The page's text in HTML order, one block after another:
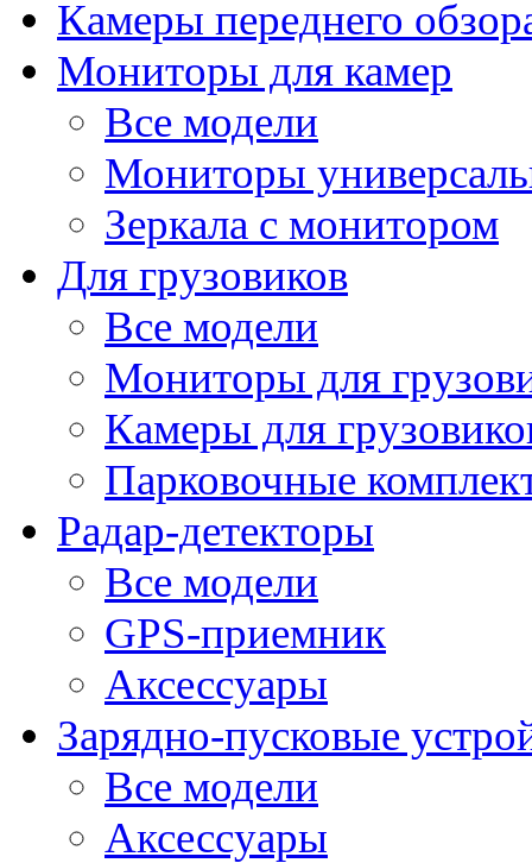
Камеры переднего
Мониторы для камер
Все модели
Мониторы
Зеркала с монитором
Для грузовиков
Все модели
Мониторы для
Камеры для
Парковочные
Радар-детекторы
Все модели
GPS-приемник
Аксессуары
Зарядно-пусковые
Все модели
Аксессуары